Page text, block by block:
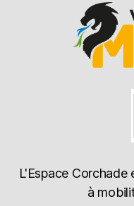
L'Espace Corchade
à